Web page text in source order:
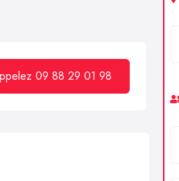
09 88 29 01 98